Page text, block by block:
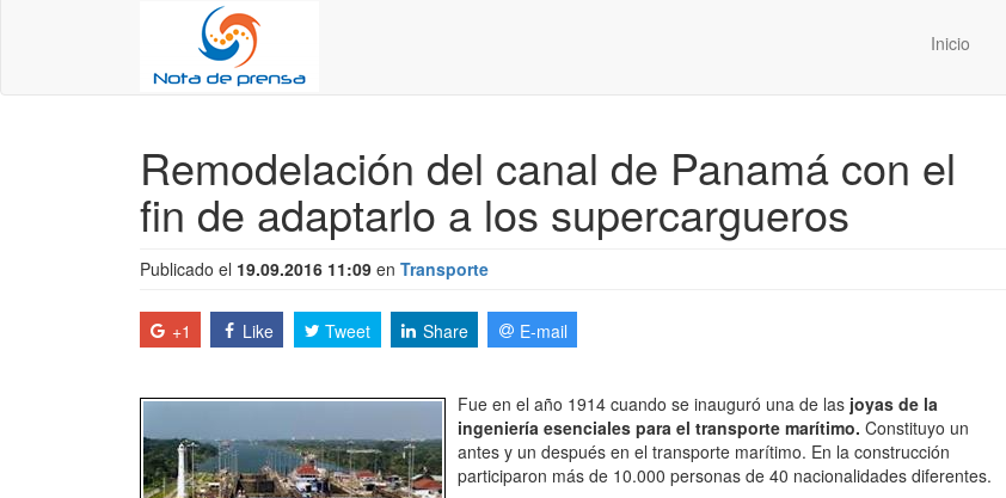
Inicio
Remodelación del canal de Panamá con el
fin de adaptarlo a los supercargueros
Publicado el 19.09.2016 11:09 en Transporte
+1 Like Tweet Share E-mail
Fue en el año 1914 cuando se inauguró una de las joyas de la
ingeniería esenciales para el transporte marítimo. Constituyo un
antes y un después en el transporte marítimo. En la construcción
participaron más de 10.000 personas de 40 nacionalidades diferentes.